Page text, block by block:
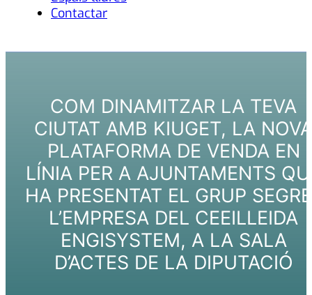
Contactar
COM DINAMITZAR LA TEVA
CIUTAT AMB KIUGET, LA NOVA
PLATAFORMA DE VENDA EN
LÍNIA PER A AJUNTAMENTS
HA PRESENTAT EL GRUP
L’EMPRESA DEL CEEILLEIDA
ENGISYSTEM, A LA SALA
D’ACTES DE LA DIPUTACIÓ